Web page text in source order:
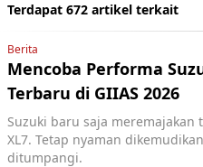
Terdapat 672 artikel terkait
Berita
Mencoba Performa
Terbaru di GIIAS 2026
Suzuki baru saja meremajakan
XL7. Tetap nyaman
ditumpangi.